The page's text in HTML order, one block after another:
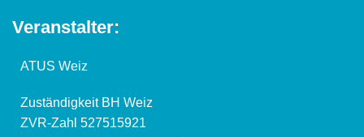
Veranstalter:
ATUS Weiz
Zuständigkeit BH Weiz
ZVR-Zahl 527515921